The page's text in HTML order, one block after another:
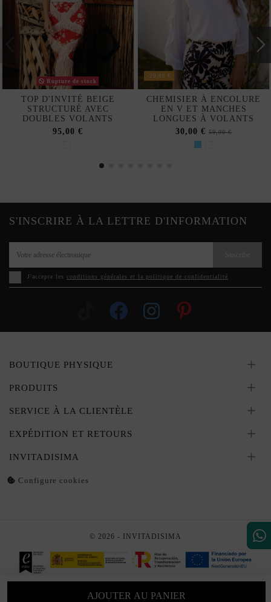
AJOUTER AU PANIER
Rupture de stock
TOP D'INVITÉ BEIGE
STRUCTURÉ AVEC
DOUBLES VOLANTS
95,00 €
-29,00 €
CHEMISIER À ENCOLURE
EN V ET MANCHES
LONGUES À VOLANTS
30,00 €59,00 €
S'INSCRIRE À LA LETTRE D'INFORMATION
J'accepte les conditions générales et la politique de confidentialité
BOUTIQUE PHYSIQUE
PRODUITS
SERVICE À LA CLIENTÈLE
EXPÉDITION ET RETOURS
INVITADISIMA
Configure cookies
© 2026 - INVITADISIMA